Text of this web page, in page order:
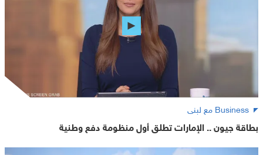
Business مع لبنى
بطاقة جيون .. الإمارات تطلق أول منظومة دفع وطنية